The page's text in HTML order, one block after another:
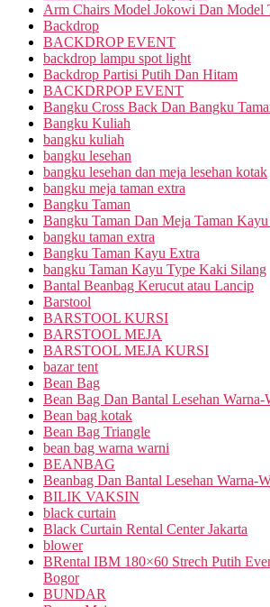
Arm Chairs Model Jokowi Dan Model
Backdrop
BACKDROP EVENT
backdrop lampu spot light
Backdrop Partisi Putih Dan Hitam
BACKDRPOP EVENT
Bangku Cross Back Dan Bangku
Bangku Kuliah
bangku kuliah
bangku lesehan
bangku lesehan dan meja lesehan kotak
bangku meja taman extra
Bangku Taman
Bangku Taman Dan Meja Taman
bangku taman extra
Bangku Taman Kayu Extra
bangku Taman Kayu Type Kaki Silang
Bantal Beanbag Kerucut atau Lancip
Barstool
BARSTOOL KURSI
BARSTOOL MEJA
BARSTOOL MEJA KURSI
bazar tent
Bean Bag
Bean Bag Dan Bantal Lesehan Warna-
Bean bag kotak
Bean Bag Triangle
bean bag warna warni
BEANBAG
Beanbag Dan Bantal Lesehan Warna-
BILIK VAKSIN
black curtain
Black Curtain Rental Center Jakarta
blower
BRental IBM 180×60 Strech Putih
Bogor
BUNDAR